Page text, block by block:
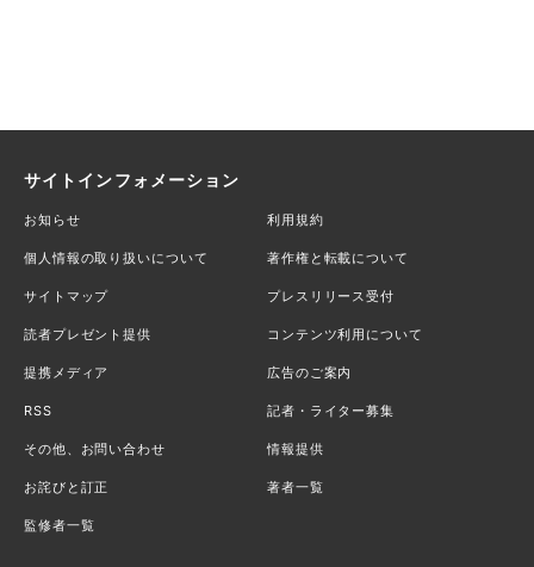
サイトインフォメーション
お知らせ 利用規約
個人情報の取り扱いについて 著作権と転載について
サイトマップ プレスリリース受付
読者プレゼント提供 コンテンツ利用について
提携メディア 広告のご案内
RSS 記者・ライター募集
その他、お問い合わせ 情報提供
お詫びと訂正 著者一覧
監修者一覧